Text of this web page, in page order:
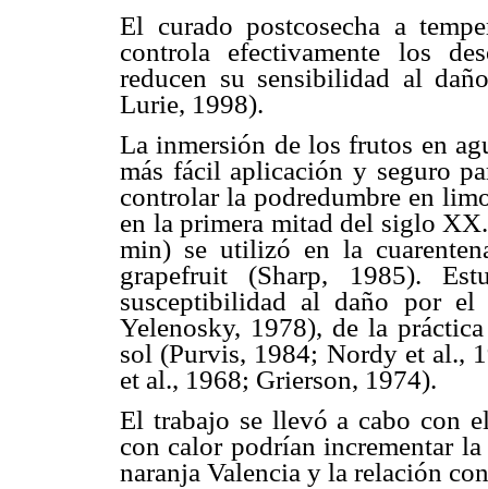
El curado postcosecha a
controla efectivamente los
reducen su sensibilidad al
Lurie, 1998).
La inmersión de los frutos en
más fácil aplicación y seguro
controlar la podredumbre en
en la primera mitad del siglo
min) se utilizó en la
grapefruit (Sharp, 1985).
susceptibilidad al daño por
Yelenosky, 1978), de la
sol (Purvis, 1984; Nordy et al.,
et al., 1968; Grierson, 1974).
El trabajo se llevó a cabo con
con calor podrían incrementar
naranja Valencia y la relación